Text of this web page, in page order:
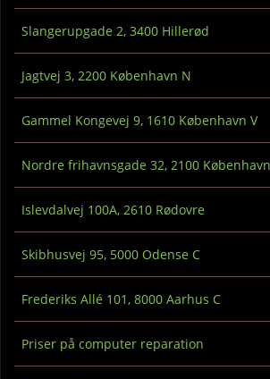
Slangerupgade 2, 3400 Hillerød
Jagtvej 3, 2200 København N
Gammel Kongevej 9, 1610 København V
Nordre frihavnsgade 32, 2100
Islevdalvej 100A, 2610 Rødovre
Skibhusvej 95, 5000 Odense C
Frederiks Allé 101, 8000 Aarhus C
Priser på computer reparation